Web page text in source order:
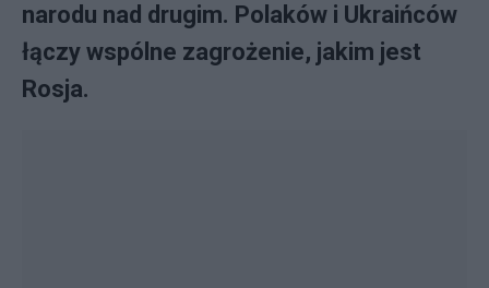
narodu nad drugim. Polaków i Ukraińców
łączy wspólne zagrożenie, jakim jest
Rosja.